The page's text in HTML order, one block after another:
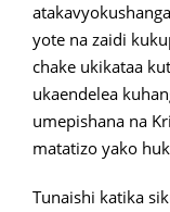
yote na zaidi
chake ukikataa
ukaendelea
umepishana na
matatizo yako
Tunaishi katika